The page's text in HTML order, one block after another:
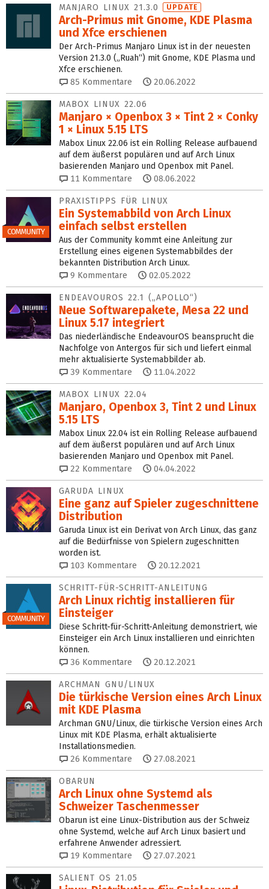
MANJARO LINUX 21.3.0 UPDATE
Arch-Primus mit Gnome, KDE Plasma
und Xfce erschienen
Der Arch-Primus Manjaro Linux ist in der neuesten
Version 21.3.0 („Ruah“) mit Gnome, KDE Plasma und
Xfce erschienen.
85 Kommentare 20.06.2022
MABOX LINUX 22.06
Manjaro × Openbox 3 × Tint 2 × Conky
1 × Linux 5.15 LTS
Mabox Linux 22.06 ist ein Rolling Release aufbauend
auf dem äußerst populären und auf Arch Linux
basierenden Manjaro und Openbox mit Panel.
11 Kommentare 08.06.2022
COMMUNITY
PRAXISTIPPS FÜR LINUX
Ein Systemabbild von Arch Linux
einfach selbst erstellen
Aus der Community kommt eine Anleitung zur
Erstellung eines eigenen Systemabbildes der
bekannten Distribution Arch Linux.
9 Kommentare 02.05.2022
ENDEAVOUROS 22.1 („APOLLO“)
Neue Softwarepakete, Mesa 22 und
Linux 5.17 integriert
Das niederländische EndeavourOS beansprucht die
Nachfolge von Antergos für sich und liefert einmal
mehr aktualisierte Systemabbilder ab.
39 Kommentare 11.04.2022
MABOX LINUX 22.04
Manjaro, Openbox 3, Tint 2 und Linux
5.15 LTS
Mabox Linux 22.04 ist ein Rolling Release aufbauend
auf dem äußerst populären und auf Arch Linux
basierenden Manjaro und Openbox mit Panel.
22 Kommentare 04.04.2022
GARUDA LINUX
Eine ganz auf Spieler zugeschnittene
Distribution
Garuda Linux ist ein Derivat von Arch Linux, das ganz
auf die Bedürfnisse von Spielern zugeschnitten
worden ist.
103 Kommentare 20.12.2021
COMMUNITY
SCHRITT-FÜR-SCHRITT-ANLEITUNG
Arch Linux richtig installieren für
Einsteiger
Diese Schritt-für-Schritt-Anleitung demonstriert, wie
Einsteiger ein Arch Linux installieren und einrichten
können.
36 Kommentare 20.12.2021
ARCHMAN GNU/LINUX
Die türkische Version eines Arch Linux
mit KDE Plasma
Archman GNU/Linux, die türkische Version eines Arch
Linux mit KDE Plasma, erhält aktualisierte
Installationsmedien.
26 Kommentare 27.08.2021
OBARUN
Arch Linux ohne Systemd als
Schweizer Taschenmesser
Obarun ist eine Linux-Distribution aus der Schweiz
ohne Systemd, welche auf Arch Linux basiert und
erfahrene Anwender adressiert.
19 Kommentare 27.07.2021
SALIENT OS 21.05